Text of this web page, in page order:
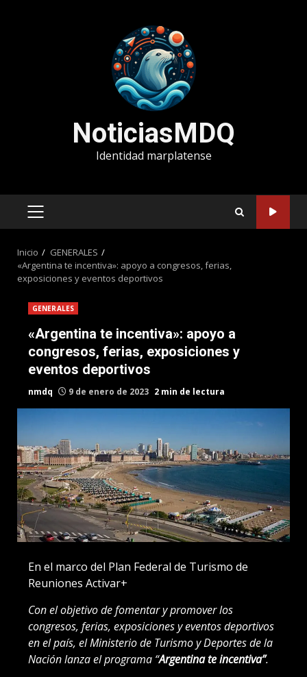
NoticiasMDQ
Identidad marplatense
MENÚ
Inicio
GENERALES
«Argentina te incentiva»: apoyo a congresos, ferias,
exposiciones y eventos deportivos
GENERALES
«Argentina te incentiva»: apoyo a
congresos, ferias, exposiciones y
eventos deportivos
nmdq 9 de enero de 2023 2 min de lectura
En el marco del Plan Federal de Turismo de
Reuniones Activar+
Con el objetivo de fomentar y promover los
congresos, ferias, exposiciones y eventos deportivos
en el país, el Ministerio de Turismo y Deportes de la
Nación lanza el programa “Argentina te incentiva”.